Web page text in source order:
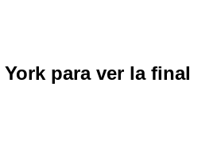
para ver la final